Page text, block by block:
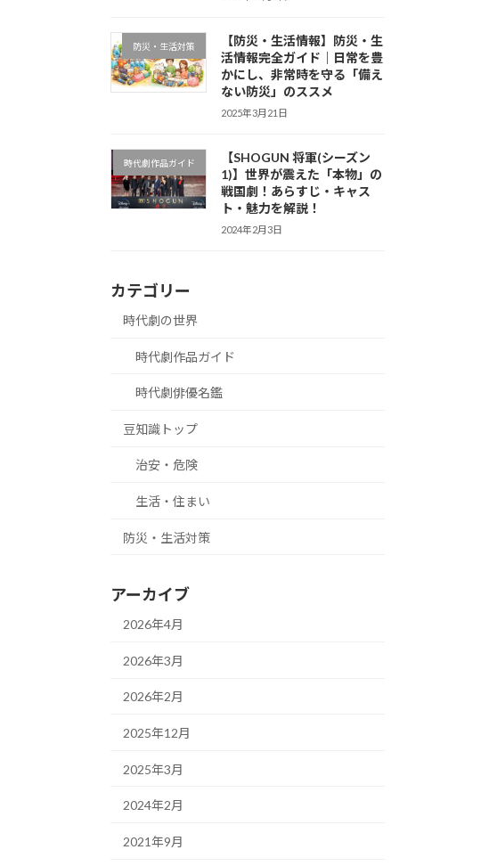
防災・生活対策
【防災・生活情報】防災・生
活情報完全ガイド｜日常を豊
かにし、非常時を守る「備え
ない防災」のススメ
2025年3月21日
時代劇作品ガイド
【SHOGUN 将軍(シーズン
1)】世界が震えた「本物」の
戦国劇！あらすじ・キャス
ト・魅力を解説！
2024年2月3日
カテゴリー
時代劇の世界
時代劇作品ガイド
時代劇俳優名鑑
豆知識トップ
治安・危険
生活・住まい
防災・生活対策
アーカイブ
2026年4月
2026年3月
2026年2月
2025年12月
2025年3月
2024年2月
2021年9月